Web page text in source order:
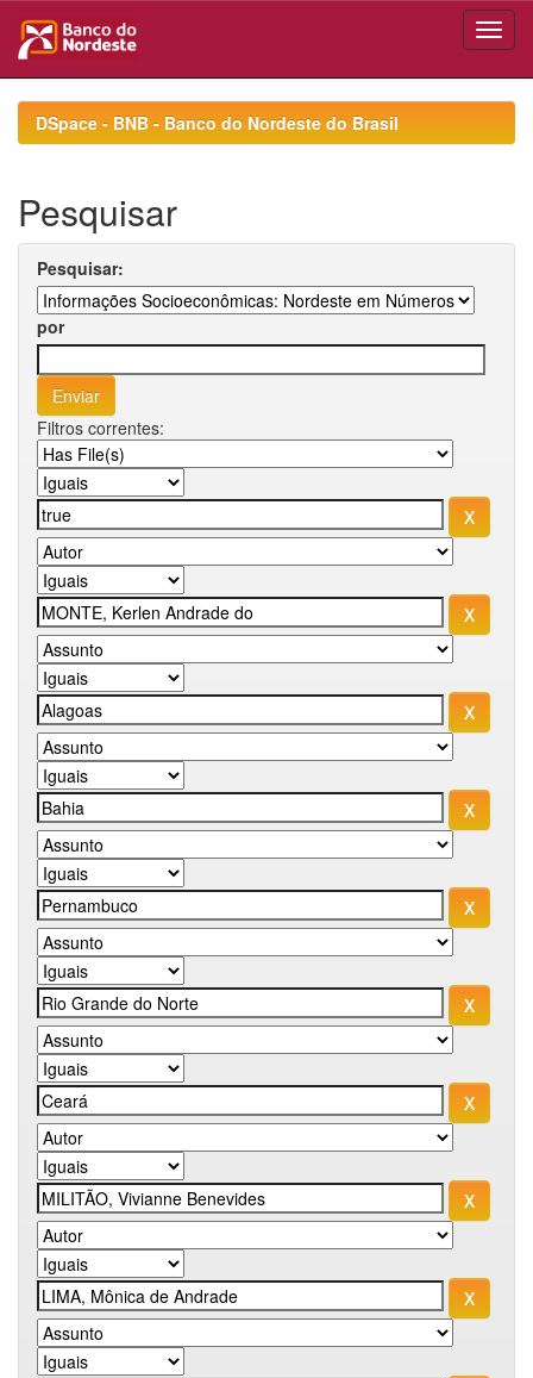
navigationDSpace - BNB - Banco do Nordeste do Brasil
Pesquisar
Pesquisar:
por
Filtros correntes: